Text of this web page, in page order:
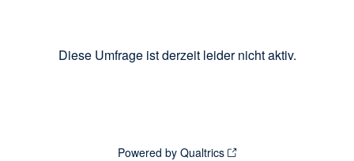
Diese Umfrage ist derzeit leider nicht aktiv.
Powered by Qualtrics